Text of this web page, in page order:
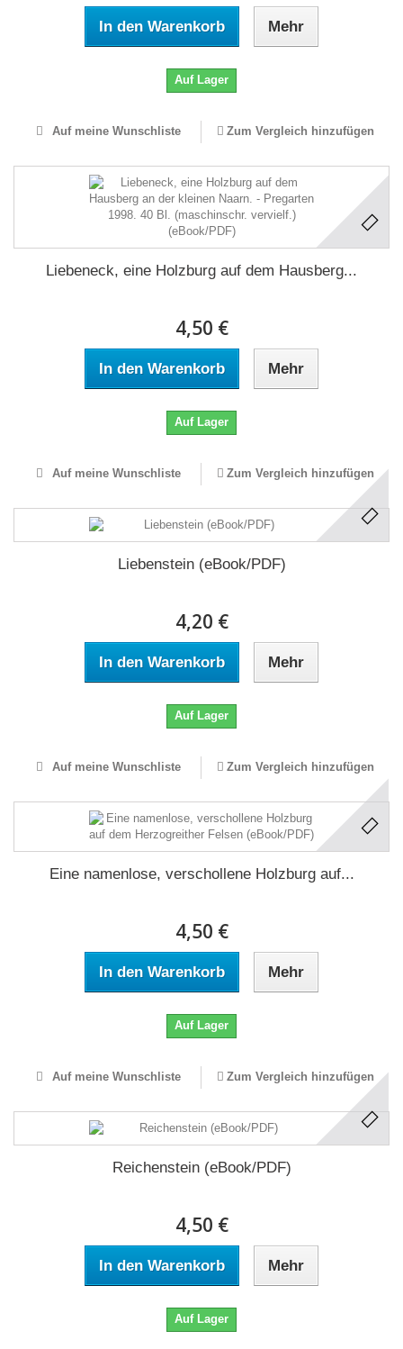
In den Warenkorb Mehr
Auf Lager
Auf meine Wunschliste Zum Vergleich hinzufügen
Liebeneck, eine Holzburg auf dem Hausberg...
4,50 €
In den Warenkorb Mehr
Auf Lager
Auf meine Wunschliste Zum Vergleich hinzufügen
Liebenstein (eBook/PDF)
4,20 €
In den Warenkorb Mehr
Auf Lager
Auf meine Wunschliste Zum Vergleich hinzufügen
Eine namenlose, verschollene Holzburg auf...
4,50 €
In den Warenkorb Mehr
Auf Lager
Auf meine Wunschliste Zum Vergleich hinzufügen
Reichenstein (eBook/PDF)
4,50 €
In den Warenkorb Mehr
Auf Lager